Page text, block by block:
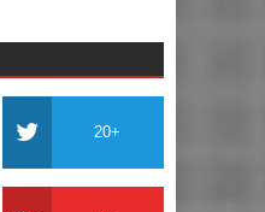
20+